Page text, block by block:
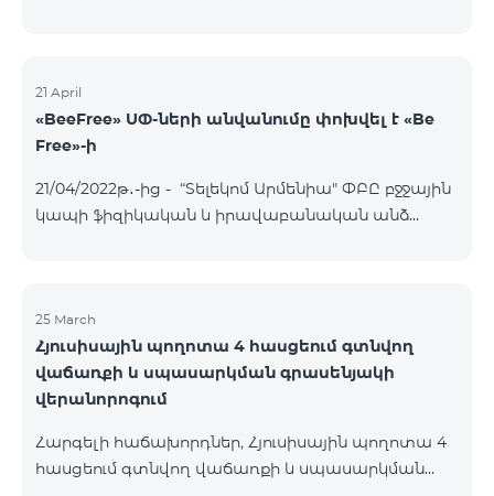
Ընկերության այլ վաճառքի և սպասարկման
գրասենյակները ապրիլի 24-ին փակ են լինելու։
Ամիրյան Ամիրյան փողոց 3 , 42 տարածք 09:00-
խանութ 09:00-24:00 Օդանավակայան «Արմենիա
միջազգային օդանավակայան»
21 April
«BeeFree» ՍՓ-ների անվանումը փոխվել է «Be
Free»-ի
21/04/2022թ․-ից - “Տելեկոմ Արմենիա" ՓԲԸ բջջային
կապի ֆիզիկական և իրավաբանական անձ
25 March
Հյուսիսային պողոտա 4 հասցեում գտնվող
վաճառքի և սպասարկման գրասենյակի
վերանորոգում
Հարգելի հաճախորդներ, Հյուսիսային պողոտա 4
հասցեում գտնվող վաճառքի և սպասարկման